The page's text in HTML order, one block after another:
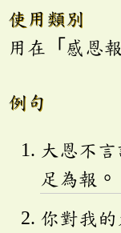
使用類別
用在「感恩
例句
大恩不
足為報。
你對我